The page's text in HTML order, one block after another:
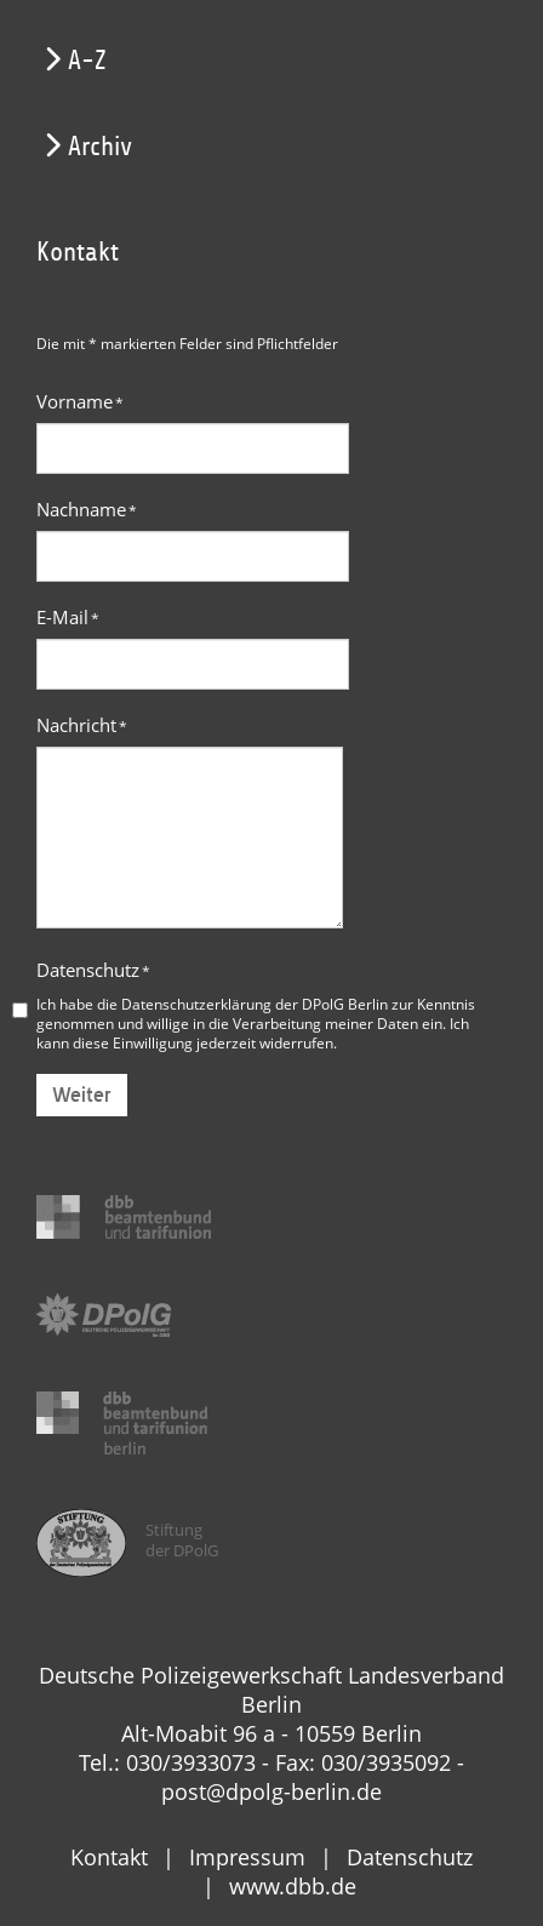
A-Z
Archiv
Kontakt
Die mit * markierten Felder sind Pflichtfelder
Vorname*
Nachname*
E-Mail*
Nachricht*
Datenschutz*
Ich habe die Datenschutzerklärung der DPolG Berlinzur Kenntnis
genommen und willige in die Verarbeitung meiner Daten ein. Ich
kann diese Einwilligung jederzeit widerrufen.
Weiter
Stiftung
der DPolG
Deutsche Polizeigewerkschaft Landesverband
Berlin
Alt-Moabit 96 a - 10559 Berlin
Tel.: 030/3933073 - Fax: 030/3935092 -
post@dpolg-berlin.de
Kontakt Impressum
Datenschutz
www.dbb.de